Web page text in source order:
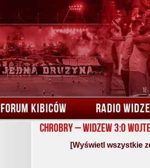
FORUM KIBICÓW RADIO
Chrobry – Widzew 3:0
[Wyświetl wszystkie